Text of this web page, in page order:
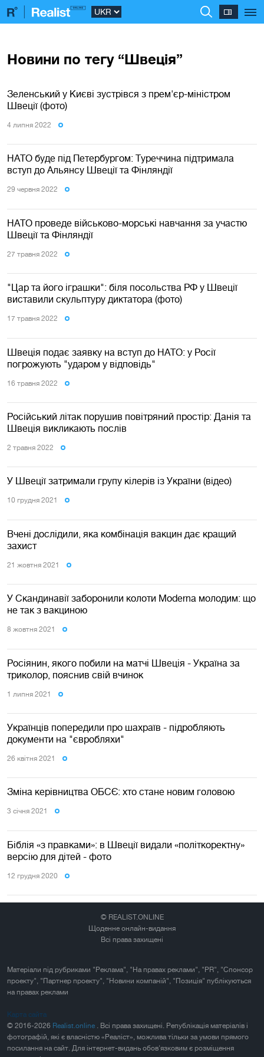
Новини по тегу “Швеція”
Зеленський у Києві зустрівся з прем'єр-міністром
Швеції (фото)
4 липня 2022
НАТО буде під Петербургом: Туреччина підтримала
вступ до Альянсу Швеції та Фінляндії
29 червня 2022
НАТО проведе військово-морські навчання за участю
Швеції та Фінляндії
27 травня 2022
"Цар та його іграшки": біля посольства РФ у Швеції
виставили скульптуру диктатора (фото)
17 травня 2022
Швеція подає заявку на вступ до НАТО: у Росії
погрожують "ударом у відповідь"
16 травня 2022
Російський літак порушив повітряний простір: Данія та
Швеція викликають послів
2 травня 2022
У Швеції затримали групу кілерів із України (відео)
10 грудня 2021
Вчені дослідили, яка комбінація вакцин дає кращий
захист
21 жовтня 2021
У Скандинавії заборонили колоти Moderna молодим: що
не так з вакциною
8 жовтня 2021
Росіянин, якого побили на матчі Швеція - Україна за
триколор, пояснив свій вчинок
1 липня 2021
Українців попередили про шахраїв - підробляють
документи на "євробляхи"
26 квiтня 2021
Зміна керівництва ОБСЄ: хто стане новим головою
3 сiчня 2021
Біблія «з правками»: в Швеції видали «політкоректну»
версію для дітей - фото
12 грудня 2020
© REALIST.ONLINE
Щоденне онлайн-видання
Всі права захищені
Матеріали під рубриками "Реклама", "На правах реклами", "PR", "Спонсор
проекту", "Партнер проекту", "Новини компаній", "Позиція" публікуються
на правах реклами
Карта сайта
© 2016-2026 Realist.online . Всі права захищені. Републікація матеріалів і
фотографій, які є власністю «Реаліст», можлива тільки за умови прямого
посилання на сайт. Для інтернет-видань обов'язковим є розміщення